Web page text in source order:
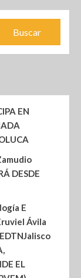
EN
DESDE
E
Ávila
EL